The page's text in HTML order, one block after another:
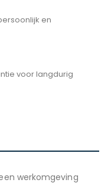
en
voor langdurig
werkomgeving